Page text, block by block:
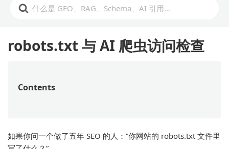
robots.txt 与 AI 爬虫访问检查
Contents
如果你问一个做了五年 SEO 的人：”你网站的 robots.txt 文件里